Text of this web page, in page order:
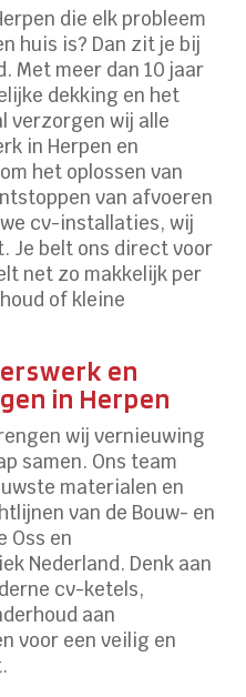
die elk probleem
huis is? Dan zit je bij
Met meer dan 10 jaar
dekking en het
verzorgen wij alle
in Herpen en
het oplossen van
van afvoeren
cv-installaties, wij
Je belt ons direct voor
net zo makkelijk per
of kleine
en
in Herpen
wij vernieuwing
samen. Ons team
materialen en
van de Bouw- en
Oss en
Nederland. Denk aan
cv-ketels,
aan
voor een veilig en